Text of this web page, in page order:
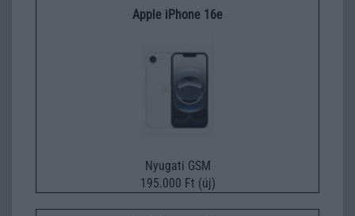
Apple iPhone 16e
Nyugati GSM
195.000 Ft (új)